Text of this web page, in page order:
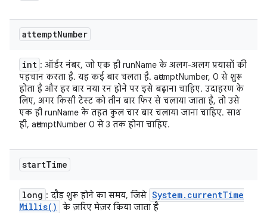
attemptNumber
int : ऑर्डर नंबर, जो एक ही runName के अलग-अलग प्रयासों की
पहचान करता है. यह कई बार चलता है. attemptNumber, 0 से शुरू
होता है और हर बार नया रन होने पर इसे बढ़ाना चाहिए. उदाहरण के
लिए, अगर किसी टेस्ट को तीन बार फिर से चलाया जाता है, तो उसे
एक ही runName के तहत कुल चार बार चलाया जाना चाहिए. साथ
ही, attemptNumber 0 से 3 तक होना चाहिए.
startTime
long : दौड़ शुरू होने का समय, जिसे System. currentTime
Millis( ) के ज़रिए मेज़र किया जाता है